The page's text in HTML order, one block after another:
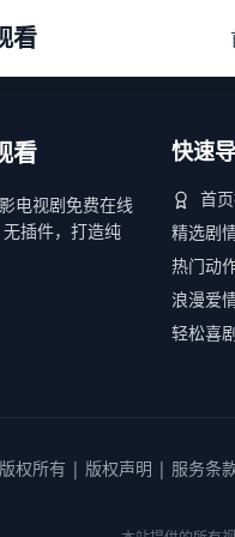
看
看
电视剧免费在线
插件，打造纯
快速
首
精选剧
热门动
浪漫爱
轻松喜
权所有 | 版权声明 | 服务条